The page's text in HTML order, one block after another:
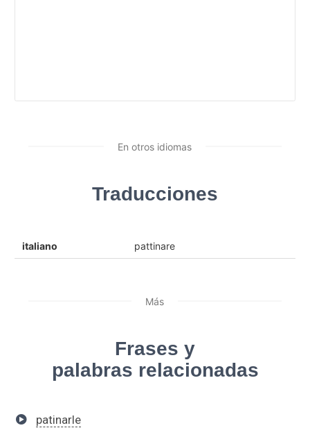
En otros idiomas
Traducciones
italiano pattinare
Más
Frases y
palabras relacionadas
patinarle